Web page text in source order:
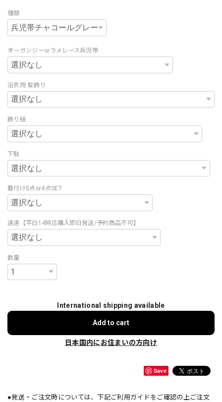
種類
オーガンジーorラメレース兵児帯
浴衣用 髪飾り
飾り紐
下駄
着付け5点or4点SET
速達【平日14時迄購入即日発送/予約商品不可】
数量
International shipping available
Add to cart
日本国内にお住まいの方向け
Save
●発送・ご注文時については、下記ご利用ガイドをご確認の上ご注文